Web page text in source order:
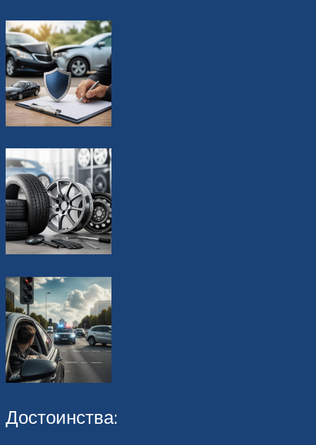
Достоинства: